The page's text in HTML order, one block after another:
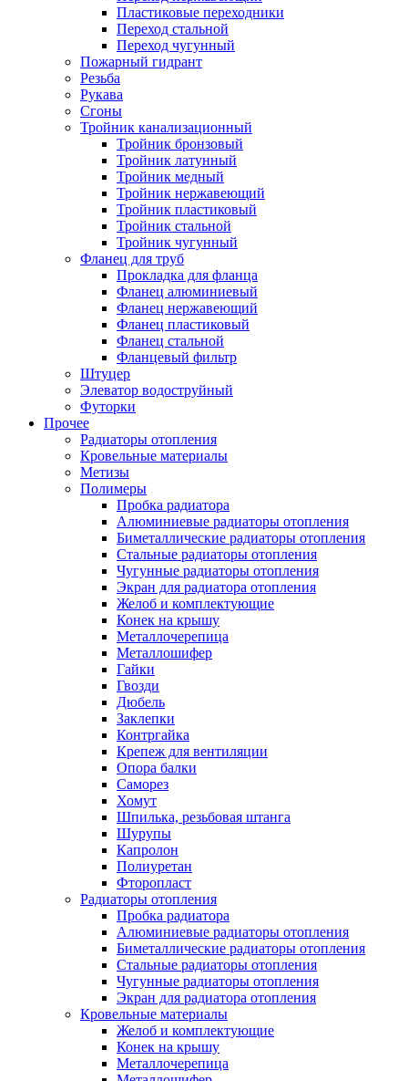
Пластиковые переходники
Переход стальной
Переход чугунный
Пожарный гидрант
Резьба
Рукава
Сгоны
Тройник канализационный
Тройник бронзовый
Тройник латунный
Тройник медный
Тройник нержавеющий
Тройник пластиковый
Тройник стальной
Тройник чугунный
Фланец для труб
Прокладка для фланца
Фланец алюминиевый
Фланец нержавеющий
Фланец пластиковый
Фланец стальной
Фланцевый фильтр
Штуцер
Элеватор водоструйный
Футорки
Прочее
Радиаторы отопления
Кровельные материалы
Метизы
Полимеры
Пробка радиатора
Алюминиевые радиаторы отопления
Биметаллические радиаторы отопления
Стальные радиаторы отопления
Чугунные радиаторы отопления
Экран для радиатора отопления
Желоб и комплектующие
Конек на крышу
Металлочерепица
Металлошифер
Гайки
Гвозди
Дюбель
Заклепки
Контргайка
Крепеж для вентиляции
Опора балки
Саморез
Хомут
Шпилька, резьбовая штанга
Шурупы
Капролон
Полиуретан
Фторопласт
Радиаторы отопления
Пробка радиатора
Алюминиевые радиаторы отопления
Биметаллические радиаторы отопления
Стальные радиаторы отопления
Чугунные радиаторы отопления
Экран для радиатора отопления
Кровельные материалы
Желоб и комплектующие
Конек на крышу
Металлочерепица